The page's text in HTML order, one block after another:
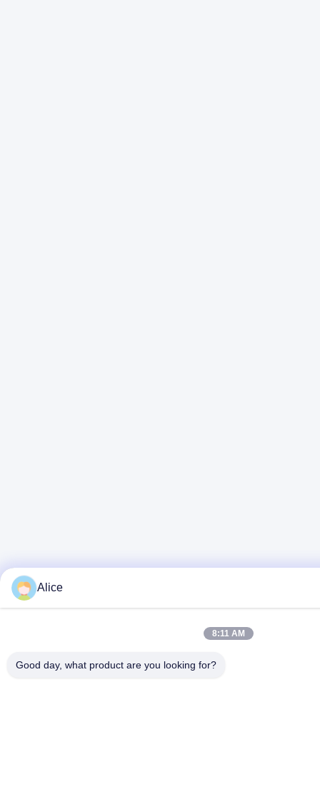
Alice
8:11 AM
Good day, what product are you looking for?